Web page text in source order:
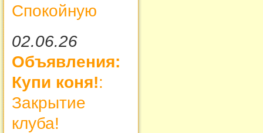
Спокойную
02.06.26
Объявления:
Купи коня!:
Закрытие
клуба!